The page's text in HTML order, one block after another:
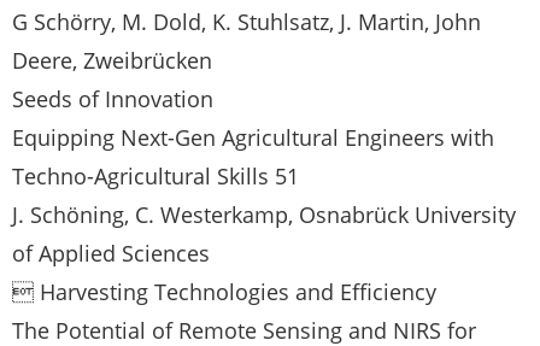
G Schörry, M. Dold, K. Stuhlsatz, J. Martin, John
Deere, Zweibrücken
Seeds of Innovation
Equipping Next-Gen Agricultural Engineers with
Techno-Agricultural Skills 51
J. Schöning, C. Westerkamp, Osnabrück University
of Applied Sciences
 Harvesting Technologies and Efficiency
The Potential of Remote Sensing and NIRS for